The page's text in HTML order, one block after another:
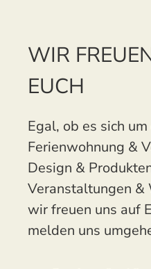
WIR
EUCH
Egal, ob es sich
Ferienwohnung &
Design &
Veranstaltungen &
wir freuen uns auf
melden uns